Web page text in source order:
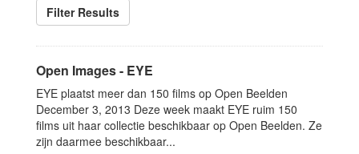
Filter Results
Open Images - EYE
EYE plaatst meer dan 150 films op Open Beelden
December 3, 2013 Deze week maakt EYE ruim 150
films uit haar collectie beschikbaar op Open Beelden. Ze
zijn daarmee beschikbaar...